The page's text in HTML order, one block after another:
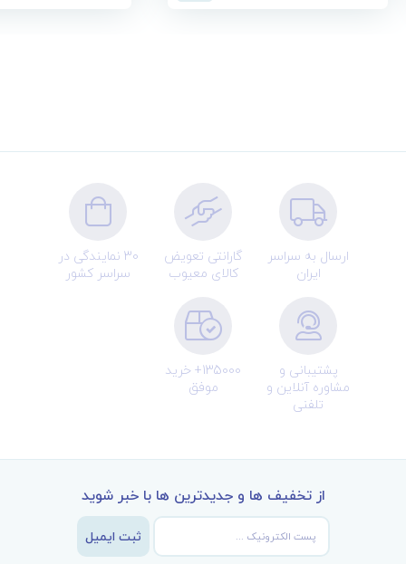
ارسال به سراسر
ایران
گارانتی تعویض
کالای معیوب
30 نمایندگی در
سراسر کشور
پشتیبانی و
مشاوره آنلاین و
تلفنی
135000+ خرید
موفق
از تخفیف ها و جدیدترین ها با خبر شوید
ثبت ایمیل